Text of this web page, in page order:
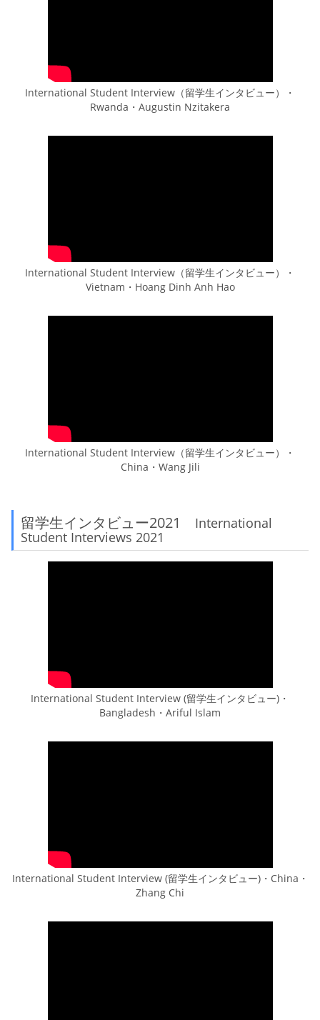
International Student Interview（留学生インタビュー）・
Rwanda・Augustin Nzitakera
International Student Interview（留学生インタビュー）・
Vietnam・Hoang Dinh Anh Hao
International Student Interview（留学生インタビュー）・
China・Wang Jili
留学生インタビュー2021
International
Student Interviews 2021
International Student Interview (留学生インタビュー)・
Bangladesh・Ariful Islam
International Student Interview (留学生インタビュー)・China・
Zhang Chi